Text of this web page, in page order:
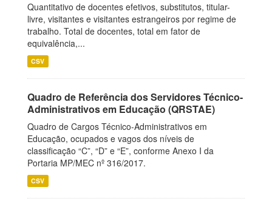
Quantitativo de docentes efetivos, substitutos, titular-
livre, visitantes e visitantes estrangeiros por regime de
trabalho. Total de docentes, total em fator de
equivalência,...
CSV
Quadro de Referência dos Servidores Técnico-
Administrativos em Educação (QRSTAE)
Quadro de Cargos Técnico-Administrativos em
Educação, ocupados e vagos dos níveis de
classificação “C”, “D” e “E”, conforme Anexo I da
Portaria MP/MEC nº 316/2017.
CSV